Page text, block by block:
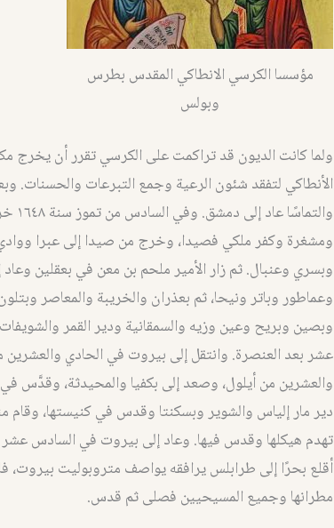
مؤسسا الكرسي الانطاكي المقدس بطرس
وبولس
ولما كانت الديون قد تراكمت على الكرسي تقرر أن
الأنطاكي لتفقد شئون الرعية وجمع التبرعات والحسنات.
ومشغرة وكفر ملكي فصيدا، وخرج من صيدا إلى عبرا
وبسري وعنبال. ثم زار الأمير ملحم بن معن في بعقلين
وعماطور وباتر ونيحا، ثم بعذران والخريبة والمعاصر
وبصين وبريح وعين وزيه والسمقانية ودير القمر
عشر بعد العنصرة. وانتقل إلى بيروت في الحادي
والعشرين من أيلول، وصعد إلى بكفيا والمحيدثة، وقدَّس في
دير مار إلياس والشوير وبسكنتا وقدس في كنيستها، وقام
تهدم هيكلها وقدس فيها. وعاد إلى بيروت في السادس
أقلع بحرًا إلى طرابلس يرافقه يواصف متروبوليت بيروت،
مطرانها وجميع المسيحيين فصلى ثم قدس.